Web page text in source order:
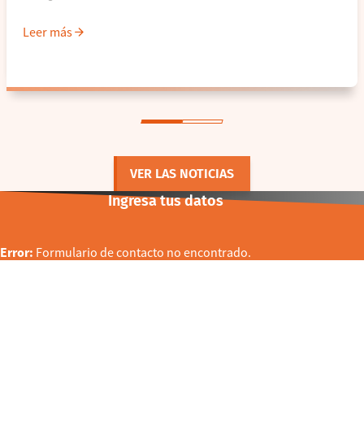
Leer más
VER LAS NOTICIAS
Ingresa tus datos
Error: Formulario de contacto no encontrado.